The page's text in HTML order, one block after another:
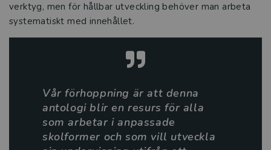
Stärk pedagogiken med estetiken
lärarstudenters praktiska yrkeskunnande
Intervju med Therese Nilsson
Tre snabba frågor om Fritidshemmet i
teori och praktik
verktyg, men för hållbar utveckling behöver man arbeta
systematiskt med innehållet.
Vår förhoppning är att denna
antologi blir en resurs för alla
som arbetar i anpassade
skolformer och som vill utveckla